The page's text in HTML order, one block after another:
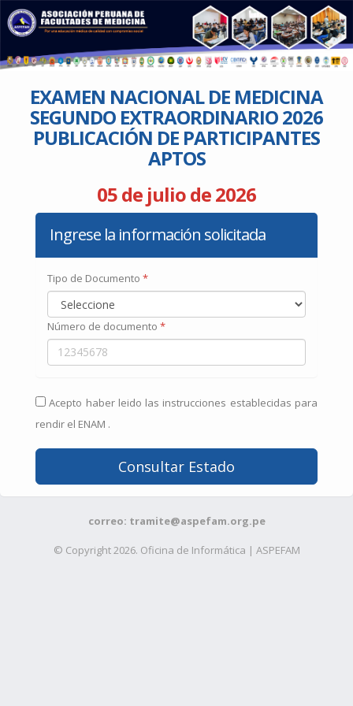
EXAMEN NACIONAL DE MEDICINA
SEGUNDO EXTRAORDINARIO 2026
PUBLICACIÓN DE PARTICIPANTES
APTOS
05 de julio de 2026
Ingrese la información solicitada
Tipo de Documento *
Número de documento *
Acepto haber leido las instrucciones establecidas para
rendir el ENAM .
Consultar Estado
correo: tramite@aspefam.org.pe
© Copyright 2026. Oficina de Informática | ASPEFAM